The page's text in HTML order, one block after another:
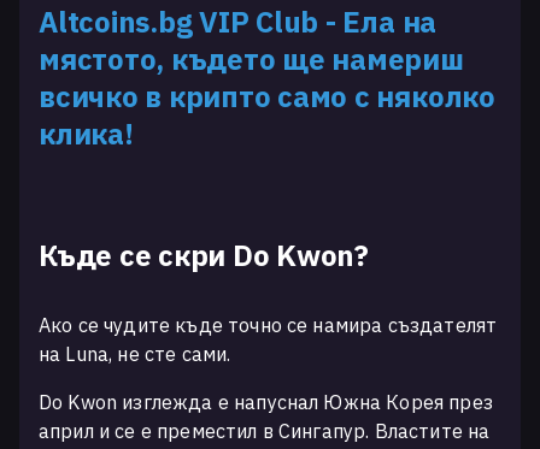
Altcoins.bg VIP Club - Ела на
мястото, където ще намериш
всичко в крипто само с няколко
клика!
Къде се скри Do Kwon?
Ако се чудите къде точно се намира създателят
на Luna, не сте сами.
Do Kwon изглежда е напуснал Южна Корея през
април и се е преместил в Сингапур. Властите на